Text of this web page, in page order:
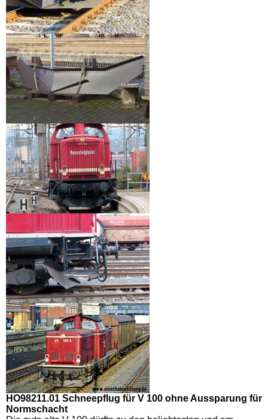
HO98211.01 Schneepflug für V 100 ohne Aussparung für
Normschacht